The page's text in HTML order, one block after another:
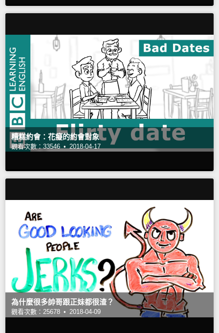
糟糕約會：花癡的約會對象
觀看次數：33546 • 2018-04-17
為什麼很多帥哥跟正妹都很渣？
觀看次數：25678 • 2018-04-09